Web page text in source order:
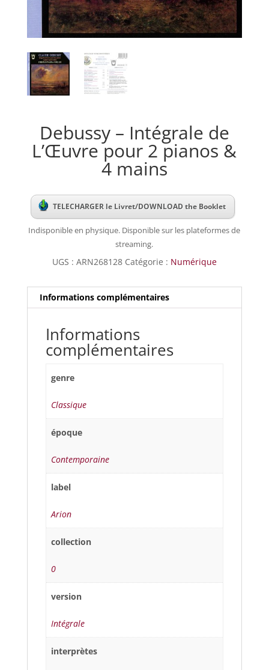
Debussy – Intégrale de
L’Œuvre pour 2 pianos &
4 mains
TELECHARGER le Livret/DOWNLOAD the Booklet
Indisponible en physique. Disponible sur les plateformes de
streaming.
UGS : ARN268128 Catégorie : Numérique
Informations complémentaires
Informations
complémentaires
genre
Classique
époque
Contemporaine
label
Arion
collection
0
version
Intégrale
interprètes